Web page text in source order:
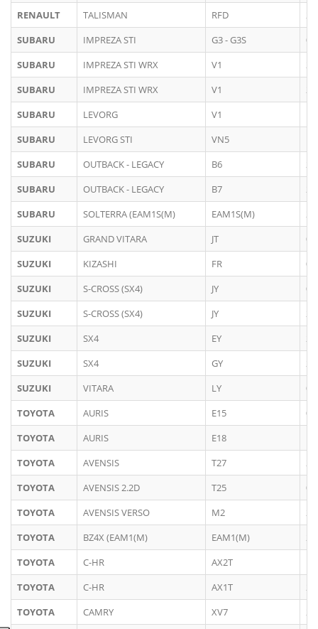
RENAULT
TALISMAN RFD
SUBARU
IMPREZA STI G3 - G3S
SUBARU
IMPREZA STI WRX V1
SUBARU
IMPREZA STI WRX V1
SUBARU
LEVORG V1
SUBARU
LEVORG STI VN5
SUBARU
OUTBACK - LEGACY B6
SUBARU
OUTBACK - LEGACY B7
SUBARU
SOLTERRA (EAM1S(M) EAM1S(M)
SUZUKI
GRAND VITARA JT
SUZUKI
KIZASHI FR
SUZUKI
S-CROSS (SX4) JY
SUZUKI
S-CROSS (SX4) JY
SUZUKI
SX4 EY
SUZUKI
SX4 GY
SUZUKI
VITARA LY
TOYOTA
AURIS E15
TOYOTA
AURIS E18
TOYOTA
AVENSIS T27
TOYOTA
AVENSIS 2.2D T25
TOYOTA
AVENSIS VERSO M2
TOYOTA
BZ4X (EAM1(M) EAM1(M)
TOYOTA
C-HR AX2T
TOYOTA
C-HR AX1T
TOYOTA
CAMRY XV7